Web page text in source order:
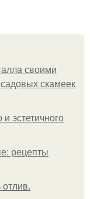
своими
скамеек
эстетичного
рецепты
отлив.